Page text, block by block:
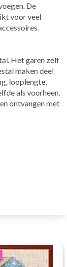
De
voor veel
Het garen zelf
maken deel
looplengte,
als voorheen.
ontvangen met